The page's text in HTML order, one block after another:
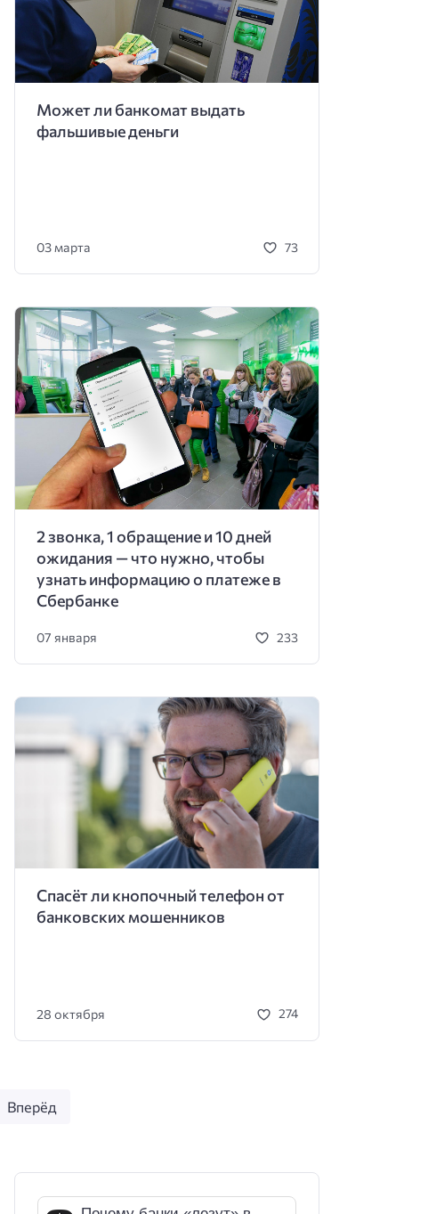
Может ли банкомат выдать
фальшивые деньги
03 марта 73
2 звонка, 1 обращение и 10 дней
ожидания — что нужно, чтобы
узнать информацию о платеже в
Сбербанке
07 января 233
Спасёт ли кнопочный телефон от
банковских мошенников
28 октября 274
Вперёд